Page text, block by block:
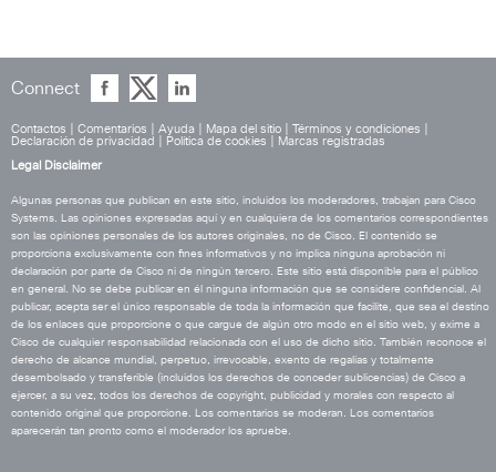
Connect
Contactos Comentarios Ayuda Mapa del sitio Términos y condiciones
Declaración de privacidad
Política de cookies
Marcas registradas
Legal Disclaimer
Algunas personas que publican en este sitio, incluidos los moderadores, trabajan para Cisco
Systems. Las opiniones expresadas aquí y en cualquiera de los comentarios correspondientes
son las opiniones personales de los autores originales, no de Cisco. El contenido se
proporciona exclusivamente con fines informativos y no implica ninguna aprobación ni
declaración por parte de Cisco ni de ningún tercero. Este sitio está disponible para el público
en general. No se debe publicar en él ninguna información que se considere confidencial. Al
publicar, acepta ser el único responsable de toda la información que facilite, que sea el destino
de los enlaces que proporcione o que cargue de algún otro modo en el sitio web, y exime a
Cisco de cualquier responsabilidad relacionada con el uso de dicho sitio. También reconoce el
derecho de alcance mundial, perpetuo, irrevocable, exento de regalías y totalmente
desembolsado y transferible (incluidos los derechos de conceder sublicencias) de Cisco a
ejercer, a su vez, todos los derechos de copyright, publicidad y morales con respecto al
contenido original que proporcione. Los comentarios se moderan. Los comentarios
aparecerán tan pronto como el moderador los apruebe.